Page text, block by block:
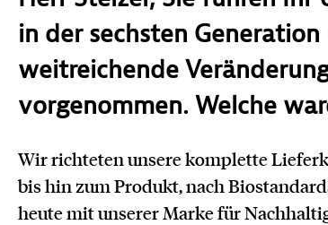
in der sechsten
weitreichende
vorgenommen. Welche
Wir richteten unsere komplette
bis hin zum Produkt, nach
heute mit unserer Marke für